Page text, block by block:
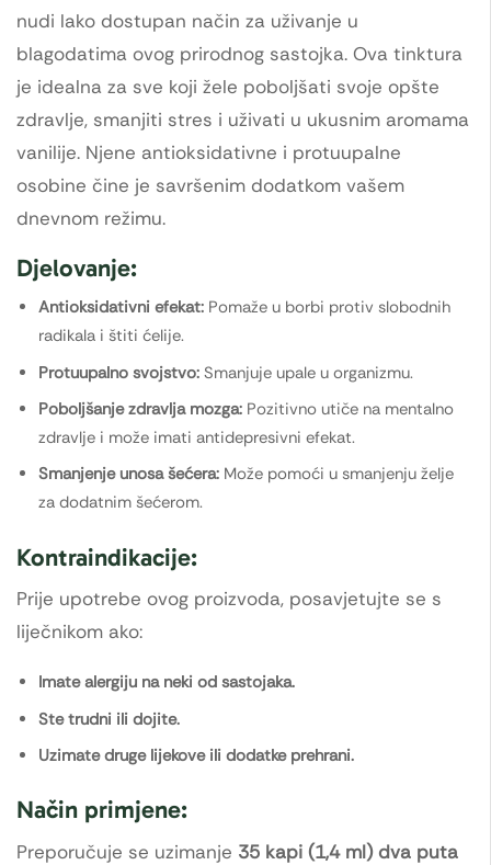
nudi lako dostupan način za uživanje u
blagodatima ovog prirodnog sastojka. Ova tinktura
je idealna za sve koji žele poboljšati svoje opšte
zdravlje, smanjiti stres i uživati u ukusnim aromama
vanilije. Njene antioksidativne i protuupalne
osobine čine je savršenim dodatkom vašem
dnevnom režimu.
Djelovanje:
Antioksidativni efekat: Pomaže u borbi protiv slobodnih
radikala i štiti ćelije.
Protuupalno svojstvo: Smanjuje upale u organizmu.
Poboljšanje zdravlja mozga: Pozitivno utiče na mentalno
zdravlje i može imati antidepresivni efekat.
Smanjenje unosa šećera: Može pomoći u smanjenju želje
za dodatnim šećerom.
Kontraindikacije:
Prije upotrebe ovog proizvoda, posavjetujte se s
liječnikom ako:
Imate alergiju na neki od sastojaka.
Ste trudni ili dojite.
Uzimate druge lijekove ili dodatke prehrani.
Način primjene:
Preporučuje se uzimanje 35 kapi (1,4 ml) dva puta